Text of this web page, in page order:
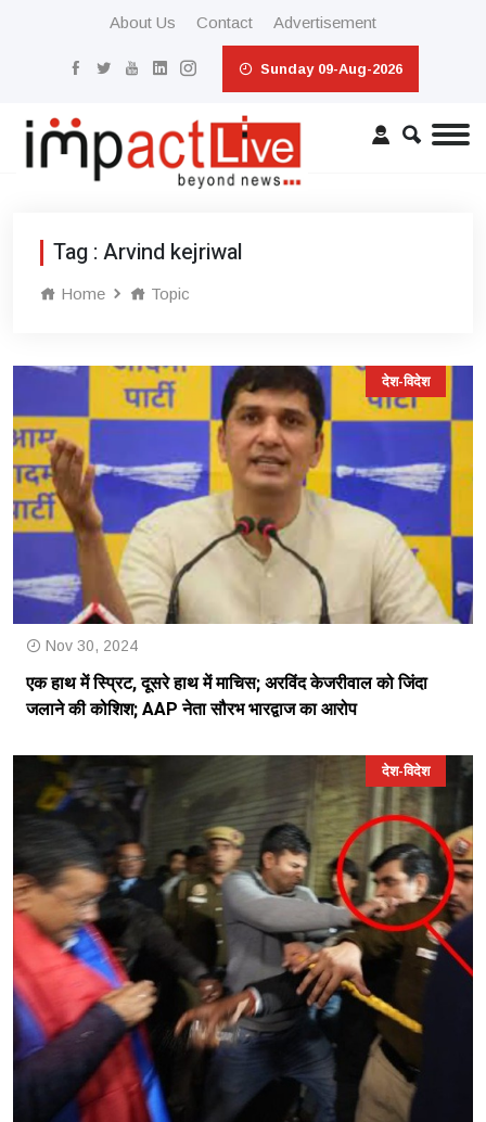
About Us Contact Advertisement
Sunday 09-Aug-2026
Tag : Arvind kejriwal
Home Topic
देश-विदेश
Nov 30, 2024
एक हाथ में स्प्रिट, दूसरे हाथ में माचिस; अरविंद केजरीवाल को जिंदा
जलाने की कोशिश; AAP नेता सौरभ भारद्वाज का आरोप
देश-विदेश